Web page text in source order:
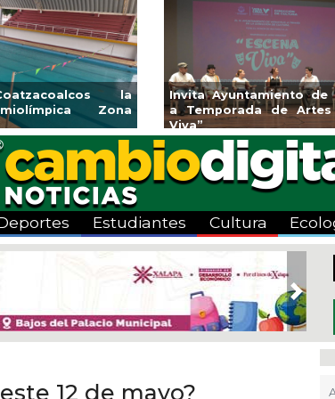
de
Guarniciones y banquetas para la
colonia El Mango en Pánuco
Estudiantes Cultura
Next
12 de mayo?